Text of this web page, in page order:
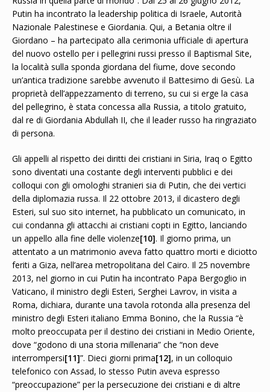
Putin ha incontrato la leadership politica di Israele, Autorità
Nazionale Palestinese e Giordania. Qui, a Betania oltre il
Giordano – ha partecipato alla cerimonia ufficiale di apertura
del nuovo ostello per i pellegrini russi presso il Baptismal Site,
la località sulla sponda giordana del fiume, dove secondo
un’antica tradizione sarebbe avvenuto il Battesimo di Gesù. La
proprietà dell’appezzamento di terreno, su cui si erge la casa
del pellegrino, è stata concessa alla Russia, a titolo gratuito,
dal re di Giordania Abdullah II, che il leader russo ha ringraziato
di persona.
Gli appelli al rispetto dei diritti dei cristiani in Siria, Iraq o Egitto
sono diventati una costante degli interventi pubblici e dei
colloqui con gli omologhi stranieri sia di Putin, che dei vertici
della diplomazia russa. Il 22 ottobre 2013, il dicastero degli
Esteri, sul suo sito internet, ha pubblicato un comunicato, in
cui condanna gli attacchi ai cristiani copti in Egitto, lanciando
un appello alla fine delle violenze[10]. Il giorno prima, un
attentato a un matrimonio aveva fatto quattro morti e diciotto
feriti a Giza, nell’area metropolitana del Cairo. Il 25 novembre
2013, nel giorno in cui Putin ha incontrato Papa Bergoglio in
Vaticano, il ministro degli Esteri, Serghei Lavrov, in visita a
Roma, dichiara, durante una tavola rotonda alla presenza del
ministro degli Esteri italiano Emma Bonino, che la Russia “è
molto preoccupata per il destino dei cristiani in Medio Oriente,
dove “godono di una storia millenaria” che “non deve
interrompersi[11]”. Dieci giorni prima[12], in un colloquio
telefonico con Assad, lo stesso Putin aveva espresso
“preoccupazione” per la persecuzione dei cristiani e di altre